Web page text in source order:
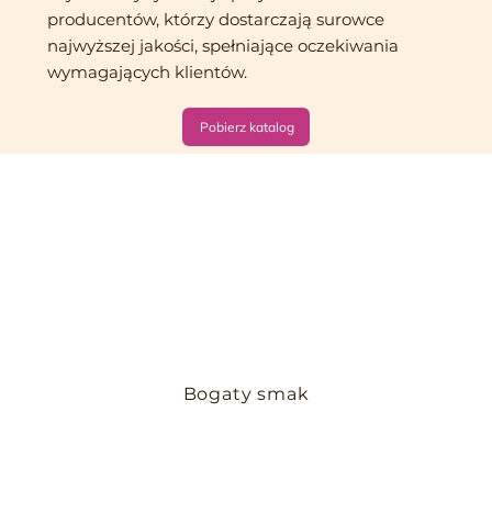
Pobierz katalog
producentów, którzy dostarczają surowce
najwyższej jakości, spełniające oczekiwania
wymagających klientów.
Bogaty smak